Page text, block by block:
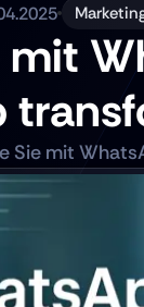
mit
Sie mit